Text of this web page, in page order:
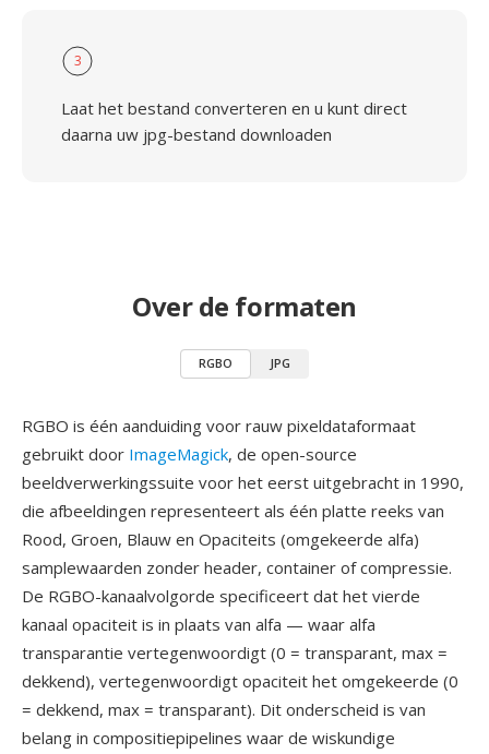
3
Laat het bestand converteren en u kunt direct
daarna uw jpg-bestand downloaden
Over de formaten
RGBO JPG
RGBO is één aanduiding voor rauw pixeldataformaat
gebruikt door ImageMagick, de open-source
beeldverwerkingssuite voor het eerst uitgebracht in 1990,
die afbeeldingen representeert als één platte reeks van
Rood, Groen, Blauw en Opaciteits (omgekeerde alfa)
samplewaarden zonder header, container of compressie.
De RGBO-kanaalvolgorde specificeert dat het vierde
kanaal opaciteit is in plaats van alfa — waar alfa
transparantie vertegenwoordigt (0 = transparant, max =
dekkend), vertegenwoordigt opaciteit het omgekeerde (0
= dekkend, max = transparant). Dit onderscheid is van
belang in compositiepipelines waar de wiskundige